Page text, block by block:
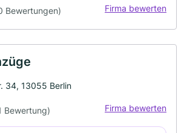
Bewertungen) Firma bewerten
34, 13055 Berlin
Bewertung) Firma bewerten